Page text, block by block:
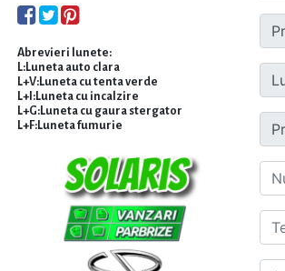
Abrevieri lunete:
L:Luneta auto clara
L+V:Luneta cu tenta verde
L+I:Luneta cu incalzire
L+G:Luneta cu gaura stergator
L+F:Luneta fumurie